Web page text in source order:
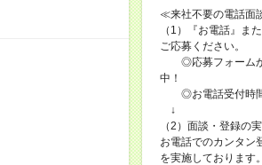
≪来社不要の電話面
（1）『お電話』ま
ご応募ください。
◎応募フォームか
中！
◎お電話受付時間
↓
（2）面談・登録の
お電話でのカンタン
を実施しております。